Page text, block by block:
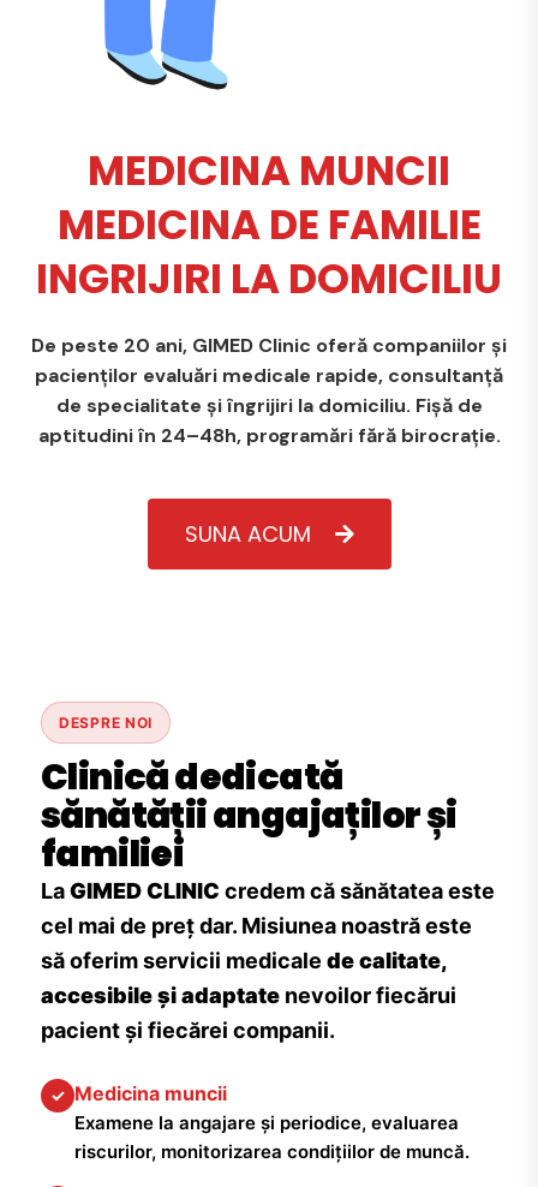
MEDICINA MUNCII
MEDICINA DE FAMILIE
INGRIJIRI LA DOMICILIU
De peste 20 ani, GIMED Clinic oferă companiilor și
pacienților evaluări medicale rapide, consultanță
de specialitate și îngrijiri la domiciliu. Fișă de
aptitudini în 24–48h, programări fără birocrație.
SUNA ACUM
DESPRE NOI
Clinică dedicată
sănătății angajaților și
familiei
LaGIMED CLINIC credem că sănătatea este
cel mai de preț dar. Misiunea noastră este
să oferim servicii medicale de calitate,
accesibile și adaptate nevoilor fiecărui
pacient și fiecărei companii.
✓ Medicina muncii
Examene la angajare și periodice, evaluarea
riscurilor, monitorizarea condițiilor de muncă.